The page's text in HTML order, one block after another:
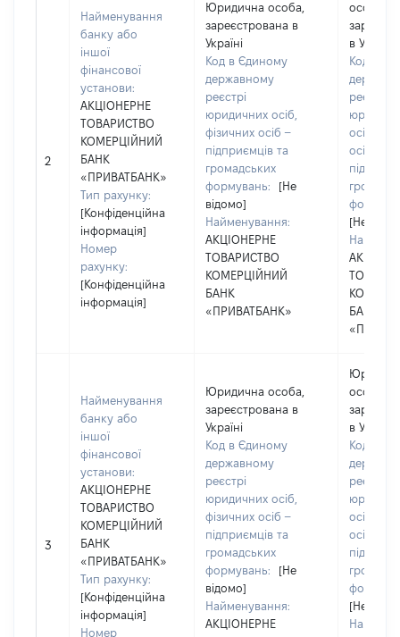
2
Найменування
банку або
іншої
фінансової
установи:
АКЦІОНЕРНЕ
ТОВАРИСТВО
КОМЕРЦІЙНИЙ
БАНК
«ПРИВАТБАНК»
Тип рахунку:
[Конфіденційна
інформація]
Номер
рахунку:
[Конфіденційна
інформація]
Юридична особа,
зареєстрована в
Україні
Код в Єдиному
державному
реєстрі
юридичних осіб,
фізичних осіб –
підприємців та
громадських
формувань:
[Не
відомо]
Найменування:
АКЦІОНЕРНЕ
ТОВАРИСТВО
КОМЕРЦІЙНИЙ
БАНК
«ПРИВАТБАНК»
особа,
в Україні
Код в
реєстрі
осіб,
осіб –
[Не
БАНК
3
Найменування
банку або
іншої
фінансової
установи:
АКЦІОНЕРНЕ
ТОВАРИСТВО
КОМЕРЦІЙНИЙ
БАНК
«ПРИВАТБАНК»
Тип рахунку:
[Конфіденційна
інформація]
Номер
Юридична особа,
зареєстрована в
Україні
Код в Єдиному
державному
реєстрі
юридичних осіб,
фізичних осіб –
підприємців та
громадських
формувань:
[Не
відомо]
Найменування:
АКЦІОНЕРНЕ
особа,
в Україні
Код в
реєстрі
осіб,
осіб –
[Не